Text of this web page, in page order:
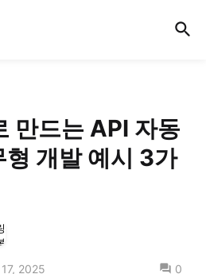
만드는 API 자동
개발 예시 3가
2025 0